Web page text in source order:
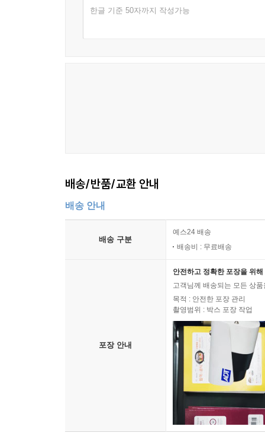
한글 기준 50자까지 작성가능
배송/반품/교환 안내
배송 안내
배송 구분
예스24 배송
배송비 : 무료배송
포장 안내
안전하고 정확한 포장을 위
고객님께 배송되는 모든 상
목적 : 안전한 포장 관리
촬영범위 : 박스 포장 작업